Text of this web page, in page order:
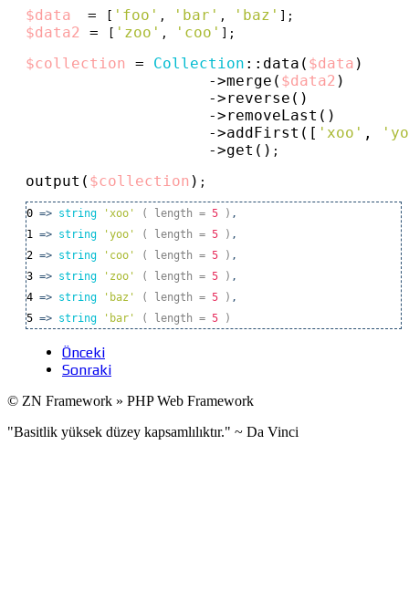
$data
= 'foo' , 'bar' , 'baz'
$data2 = 'zoo' , 'coo' ];
$collection = Collection :: data( $data )
->merge( $data2 )
->reverse()
->removeLast()
->addFirst([ 'xoo' ,
->get() ;
output( $collection ) ;
0 => string 'xoo' ( length = 5 ) ,
1 => string 'yoo' ( length = 5 ) ,
2 => string 'coo' ( length = 5 ) ,
3 => string 'zoo' ( length = 5 ) ,
4 => string 'baz' ( length = 5 ) ,
5 => string 'bar' ( length = 5 )
Önceki
Sonraki
© ZN Framework » PHP Web Framework
"Basitlik yüksek düzey kapsamlılıktır." ~ Da Vinci